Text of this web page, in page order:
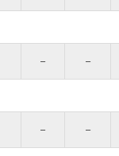
– –
– –